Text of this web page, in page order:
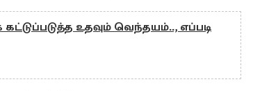
கட்டுப்படுத்த உதவும் வெந்தயம்.., எப்படி